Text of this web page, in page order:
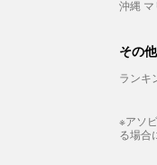
沖縄
その他
ランキ
※アソ
る場合